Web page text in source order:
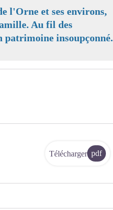
l'Orne et ses environs,
Au fil des
insoupçonné.
Télécharger pdf